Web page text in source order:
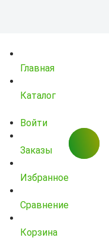
Главная
Каталог
Войти
Заказы
Избранное
Сравнение
Корзина